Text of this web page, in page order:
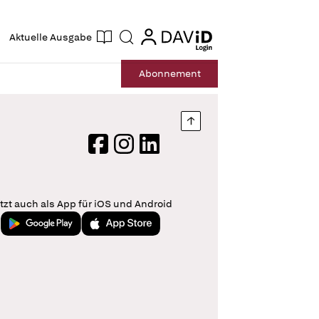
Aktuelle Ausgabe Suche login
login
Abonnement
Nach oben springen
FacebookInstagram
LinkedIn
auch als App für iOS und Android
Jetzt bei Google PlayLaden im App Store